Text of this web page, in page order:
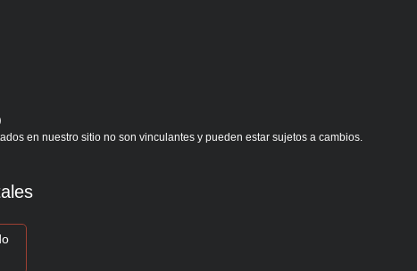
en nuestro sitio no son vinculantes y pueden estar sujetos a cambios.